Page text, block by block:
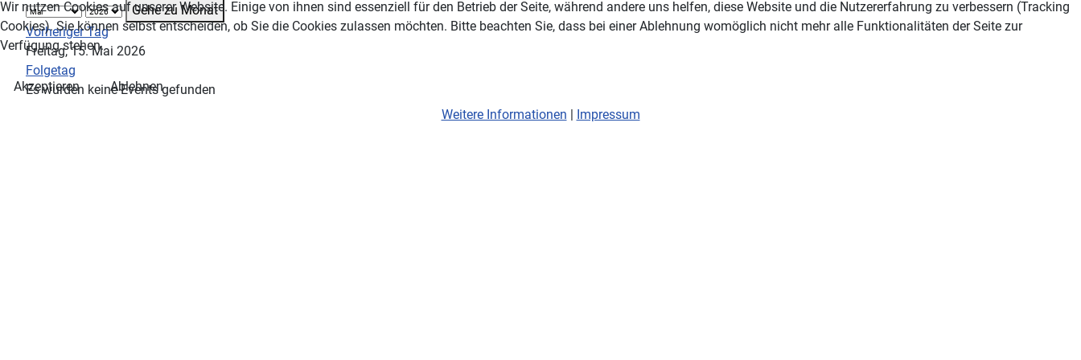
Gehe zu Monat
Vorheriger Tag
Freitag, 15. Mai 2026
Folgetag
Es wurden keine Events gefunden
Wir nutzen Cookies auf unserer Website. Einige von ihnen sind essenziell für den Betrieb der Seite, während andere uns helfen, diese Website und die Nutzererfahrung zu verbessern (Tracking
Cookies). Sie können selbst entscheiden, ob Sie die Cookies zulassen möchten. Bitte beachten Sie, dass bei einer Ablehnung womöglich nicht mehr alle Funktionalitäten der Seite zur
Verfügung stehen.
Akzeptieren
Ablehnen
Weitere Informationen | Impressum